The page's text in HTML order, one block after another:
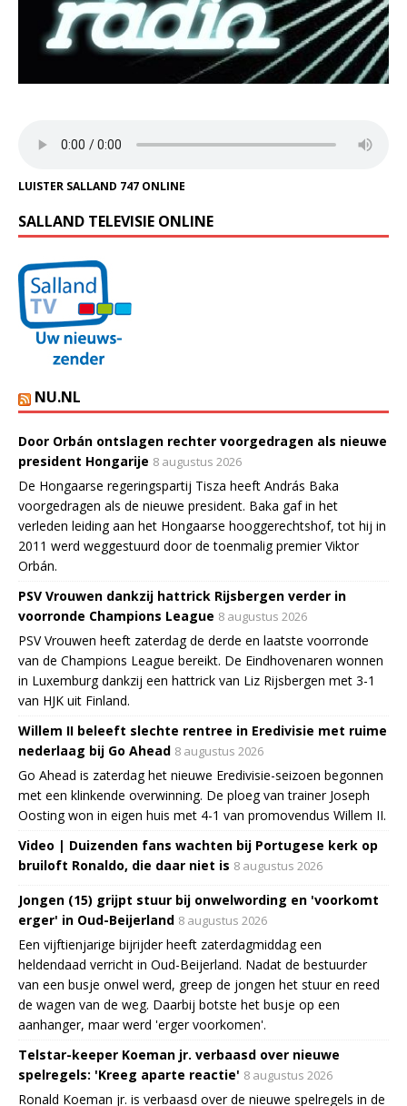
LUISTER SALLAND 747 ONLINE
SALLAND TELEVISIE ONLINE
NU.NL
Door Orbán ontslagen rechter voorgedragen als nieuwe
president Hongarije 8 augustus 2026
De Hongaarse regeringspartij Tisza heeft András Baka
voorgedragen als de nieuwe president. Baka gaf in het
verleden leiding aan het Hongaarse hooggerechtshof, tot hij in
2011 werd weggestuurd door de toenmalig premier Viktor
Orbán.
PSV Vrouwen dankzij hattrick Rijsbergen verder in
voorronde Champions League 8 augustus 2026
PSV Vrouwen heeft zaterdag de derde en laatste voorronde
van de Champions League bereikt. De Eindhovenaren wonnen
in Luxemburg dankzij een hattrick van Liz Rijsbergen met 3-1
van HJK uit Finland.
Willem II beleeft slechte rentree in Eredivisie met ruime
nederlaag bij Go Ahead 8 augustus 2026
Go Ahead is zaterdag het nieuwe Eredivisie-seizoen begonnen
met een klinkende overwinning. De ploeg van trainer Joseph
Oosting won in eigen huis met 4-1 van promovendus Willem II.
Video | Duizenden fans wachten bij Portugese kerk op
bruiloft Ronaldo, die daar niet is 8 augustus 2026
Jongen (15) grijpt stuur bij onwelwording en 'voorkomt
erger' in Oud-Beijerland 8 augustus 2026
Een vijftienjarige bijrijder heeft zaterdagmiddag een
heldendaad verricht in Oud-Beijerland. Nadat de bestuurder
van een busje onwel werd, greep de jongen het stuur en reed
de wagen van de weg. Daarbij botste het busje op een
aanhanger, maar werd 'erger voorkomen'.
Telstar-keeper Koeman jr. verbaasd over nieuwe
spelregels: 'Kreeg aparte reactie' 8 augustus 2026
Ronald Koeman jr. is verbaasd over de nieuwe spelregels in de